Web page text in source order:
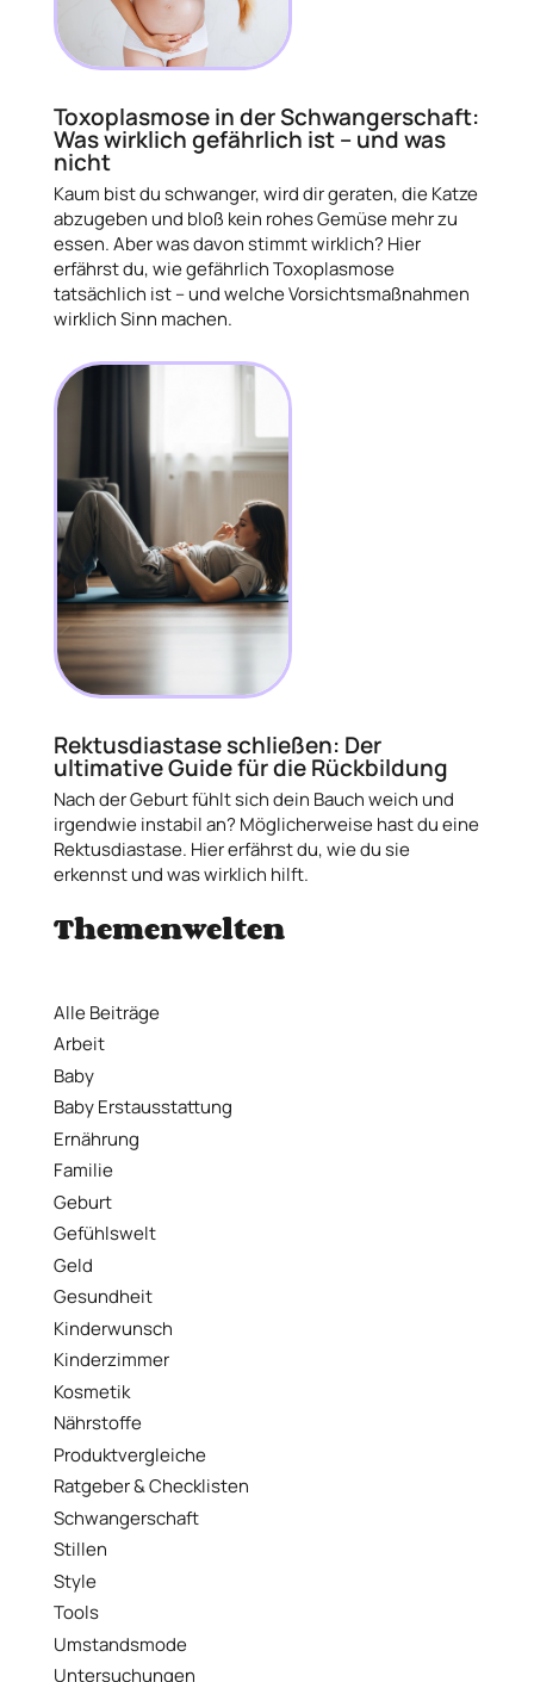
Toxoplasmose in der Schwangerschaft:
Was wirklich gefährlich ist – und was
nicht
Kaum bist du schwanger, wird dir geraten, die Katze
abzugeben und bloß kein rohes Gemüse mehr zu
essen. Aber was davon stimmt wirklich? Hier
erfährst du, wie gefährlich Toxoplasmose
tatsächlich ist – und welche Vorsichtsmaßnahmen
wirklich Sinn machen.
Rektusdiastase schließen: Der
ultimative Guide für die Rückbildung
Nach der Geburt fühlt sich dein Bauch weich und
irgendwie instabil an? Möglicherweise hast du eine
Rektusdiastase. Hier erfährst du, wie du sie
erkennst und was wirklich hilft.
Themenwelten
Alle Beiträge
Arbeit
Baby
Baby Erstausstattung
Ernährung
Familie
Geburt
Gefühlswelt
Geld
Gesundheit
Kinderwunsch
Kinderzimmer
Kosmetik
Nährstoffe
Produktvergleiche
Ratgeber & Checklisten
Schwangerschaft
Stillen
Style
Tools
Umstandsmode
Untersuchungen